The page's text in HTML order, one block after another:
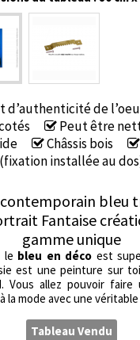
d’authenticité de
Peut être
Châssis bois
(fixation installée au
bleu
Fantaise
gamme unique
le bleu en déco est
est une peinture sur
. Vous allez pouvoir faire
la mode avec une
Tableau Vendu